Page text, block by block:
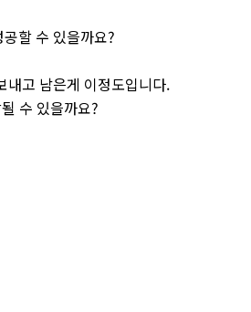
할 수 있을까요?
내고 남은게 이정도입니다.
수 있을까요?